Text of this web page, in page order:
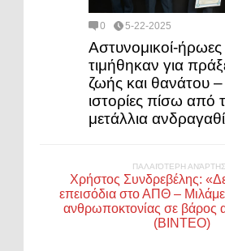
0 5-22-2025
Αστυνομικοί-ήρωες
τιμήθηκαν για
ζωής και θανάτου –
ιστορίες πίσω από
μετάλλια
ΠΑΛΑΙΌΤΕΡΗ
Χρήστος Συνδρεβέλης:
επεισόδια στο ΑΠΘ –
ανθρωποκτονίας σε βάρος
(ΒΙΝΤΕΟ)